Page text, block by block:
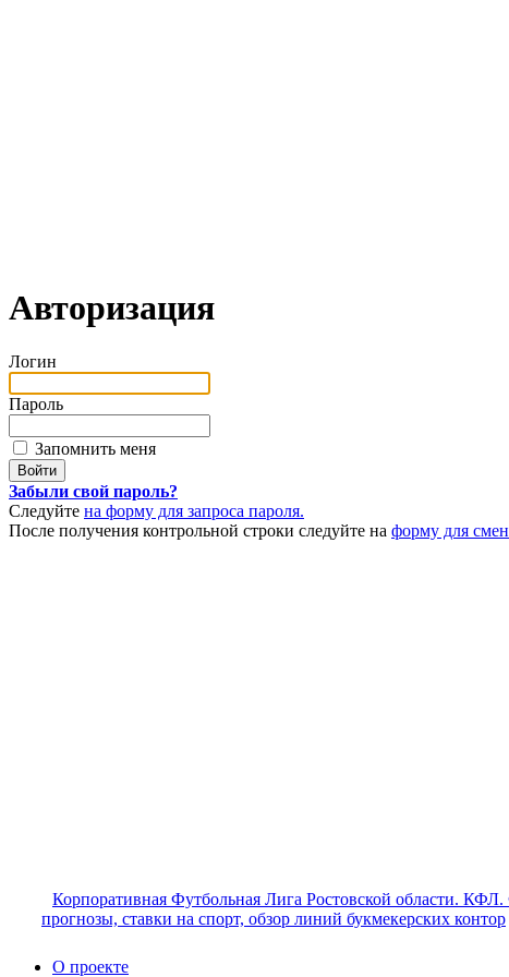
Авторизация
Логин
Пароль
Запомнить меня
Забыли свой пароль?
Следуйте на форму для запроса пароля.
После получения контрольной строки следуйте на форму для
Корпоративная Футбольная Лига Ростовской области. КФЛ.
прогнозы, ставки на спорт, обзор линий букмекерских контор
О проекте